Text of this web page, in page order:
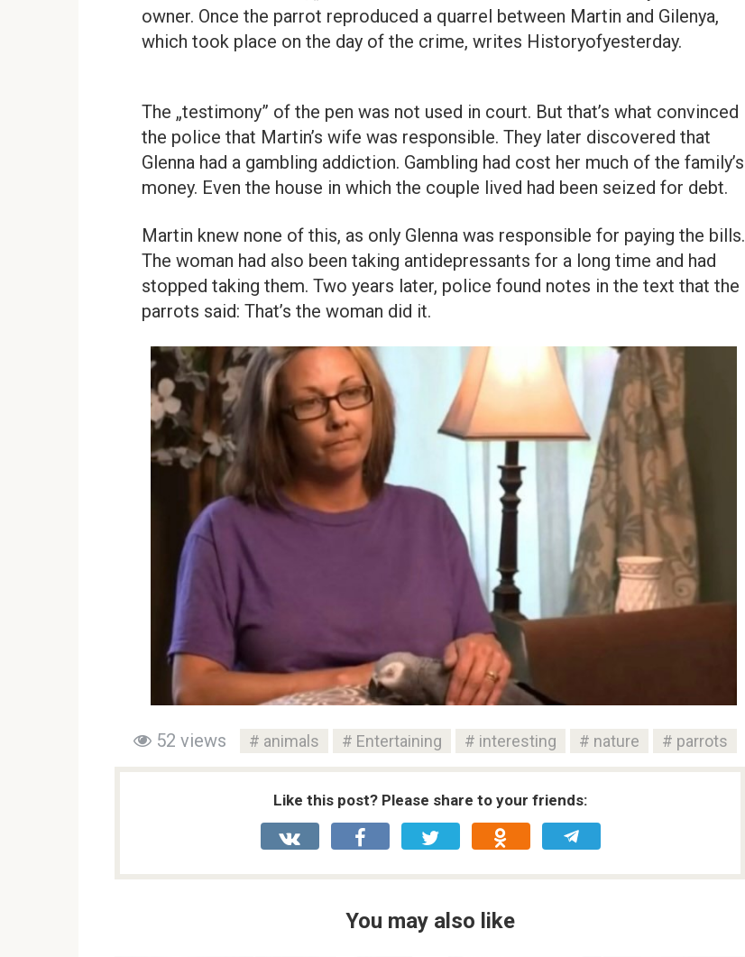
owner. Once the parrot reproduced a quarrel between Martin and Gilenya,
which took place on the day of the crime, writes Historyofyesterday.
The „testimony” of the pen was not used in court. But that’s what convinced
the police that Martin’s wife was responsible. They later discovered that
Glenna had a gambling addiction. Gambling had cost her much of the family’s
money. Even the house in which the couple lived had been seized for debt.
Martin knew none of this, as only Glenna was responsible for paying the bills.
The woman had also been taking antidepressants for a long time and had
stopped taking them. Two years later, police found notes in the text that the
parrots said: That’s the woman did it.
52 views animals Entertaining interesting nature parrots
Like this post? Please share to your friends:
You may also like